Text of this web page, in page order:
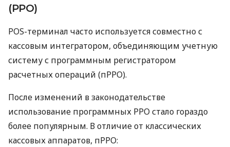
(РРО)
POS-терминал часто используется совместно с
кассовым интегратором, объединяющим учетную
систему с программным регистратором
расчетных операций (пРРО).
После изменений в законодательстве
использование программных РРО стало гораздо
более популярным. В отличие от классических
кассовых аппаратов, пРРО: